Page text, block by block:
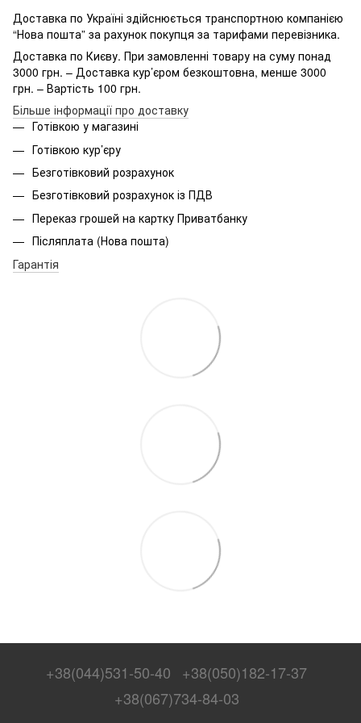
Доставка по Україні здійснюється транспортною компанією
“Нова пошта” за рахунок покупця за тарифами перевізника.
Доставка по Києву. При замовленні товару на суму понад
3000 грн. – Доставка кур’єром безкоштовна, менше 3000
грн. – Вартість 100 грн.
Більше інформації про доставку
Готівкою у магазині
Готівкою кур’єру
Безготівковий розрахунок
Безготівковий розрахунок із ПДВ
Переказ грошей на картку Приватбанку
Післяплата (Нова пошта)
Гарантія
+38(044)531-50-40
+38(050)182-17-37
+38(067)734-84-03